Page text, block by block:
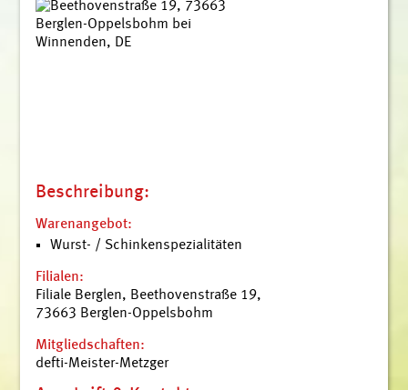
Beschreibung:
Warenangebot:
Wurst- / Schinkenspezialitäten
Filialen:
Filiale Berglen, Beethovenstraße 19,
73663 Berglen-Oppelsbohm
Mitgliedschaften:
defti-Meister-Metzger